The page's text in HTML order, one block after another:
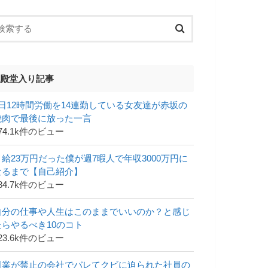
殿堂入り記事
12時間労働を14連勤している女友達が赤坂の
肉で最後に放った一言
件のビュー
給23万円だった僕が週7暇人で年収3000万円に
るまで【自己紹介】
件のビュー
分の仕事や人生はこのままでいいのか？と感じ
らやるべき10のコト
件のビュー
業が禁止の会社でバレてクビに迫られた社員の